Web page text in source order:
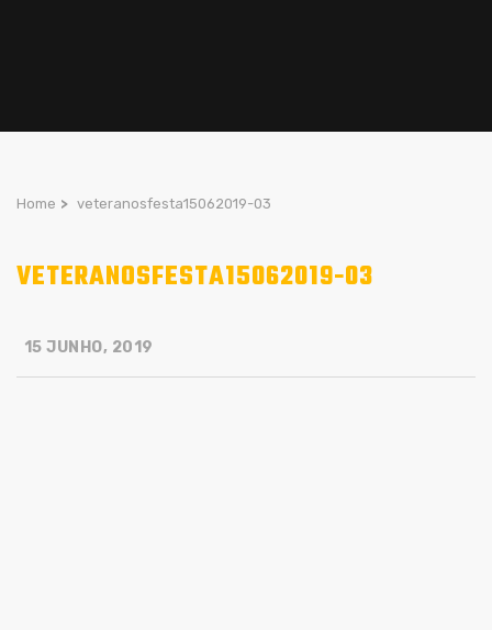
Home > veteranosfesta15062019-03
VETERANOSFESTA15062019-03
15 JUNHO, 2019